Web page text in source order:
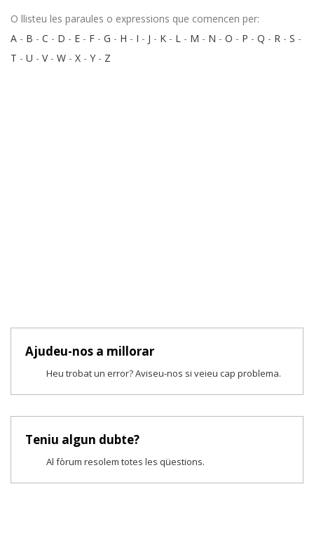
O llisteu les paraules o expressions que comencen per:
A - B - C - D - E - F - G - H - I - J - K - L - M - N - O - P - Q - R - S -
T - U - V- W - X - Y - Z
Ajudeu-nos a millorar
Heu trobat un error? Aviseu-nos si veieu cap problema.
Teniu algun dubte?
Al fòrum resolem totes les qüestions.